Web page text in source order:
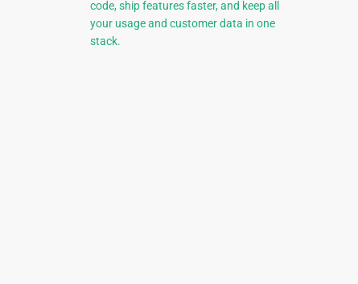
code, ship features faster, and keep all
your usage and customer data in one
stack.